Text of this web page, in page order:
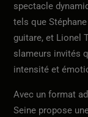
spectacle
tels que
guitare, et Lionel
slameurs invités
intensité et
Avec un format
Seine propose